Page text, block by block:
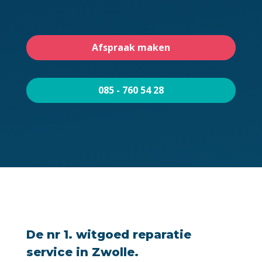
Afspraak maken
085 - 760 54 28
De nr 1. witgoed reparatie
service in Zwolle.